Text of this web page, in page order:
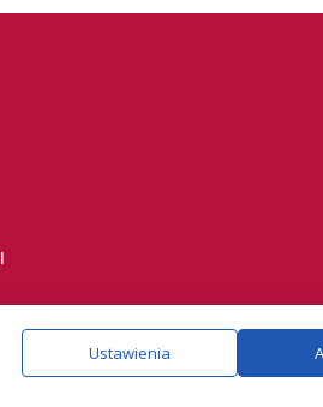
Ustawienia